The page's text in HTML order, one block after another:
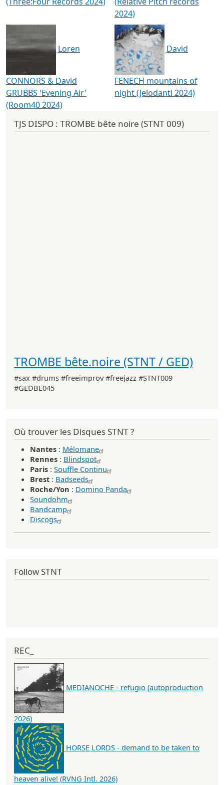
2024)
Loren
CONNORS & David
GRUBBS 'Evening Air'
(Room40 2024)
David
FENECH mountains of
night (Jelodanti 2024)
TJS DISPO : TROMBE bête noire (STNT 009)
TROMBE bête.noire (STNT / GED)
#sax #drums #freeimprov #freejazz #STNT009
#GEDBE045
Où trouver les Disques STNT ?
Nantes : Mélomane
Rennes : Blindspot
Paris : Souffle Continu
Brest : Badseeds
Roche/Yon : Domino Panda
Soundohm
Bandcamp
Discogs
Follow STNT
REC_
MEDIANOCHE - refugio (autoproduction
2026)
HORSE LORDS - demand to be taken to
heaven alive! (RVNG Intl. 2026)